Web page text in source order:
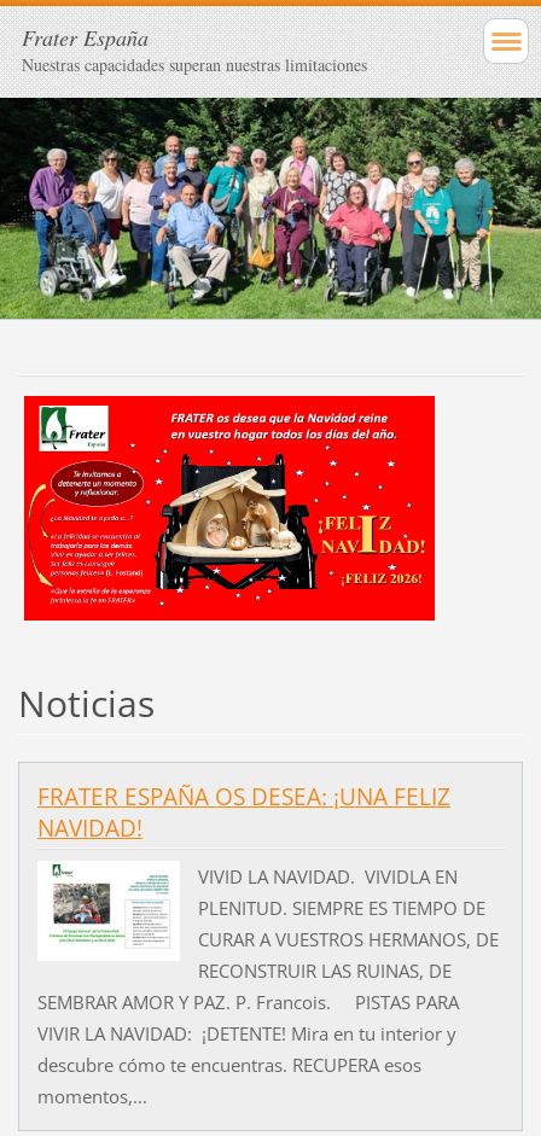
Frater España
Nuestras capacidades superan nuestras limitaciones
Noticias
FRATER ESPAÑA OS DESEA: ¡UNA FELIZ
NAVIDAD!
VIVID LA NAVIDAD. VIVIDLA EN
PLENITUD. SIEMPRE ES TIEMPO DE
CURAR A VUESTROS HERMANOS, DE
RECONSTRUIR LAS RUINAS, DE
SEMBRAR AMOR Y PAZ. P. Francois. PISTAS PARA
VIVIR LA NAVIDAD: ¡DETENTE! Mira en tu interior y
descubre cómo te encuentras. RECUPERA esos
momentos,...